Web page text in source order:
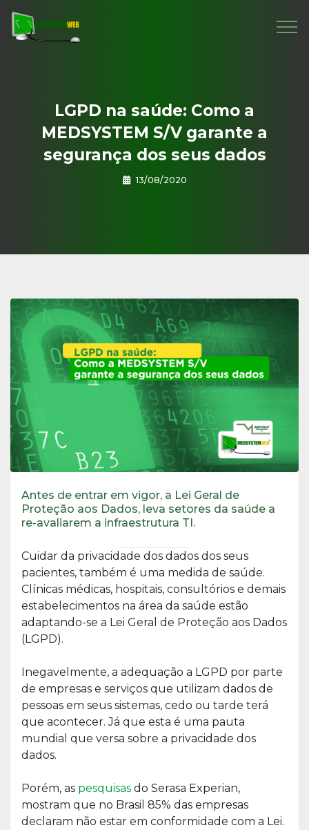
LGPD na saúde: Como a
MEDSYSTEM S/V garante a
segurança dos seus dados
13/08/2020
Antes de entrar em vigor, a Lei Geral de
Proteção aos Dados, leva setores da saúde a
re-avaliarem a infraestrutura TI.
Cuidar da privacidade dos dados dos seus
pacientes, também é uma medida de saúde.
Clínicas médicas, hospitais, consultórios e demais
estabelecimentos na área da saúde estão
adaptando-se a Lei Geral de Proteção aos Dados
(LGPD).
Inegavelmente, a adequação a LGPD por parte
de empresas e serviços que utilizam dados de
pessoas em seus sistemas, cedo ou tarde terá
que acontecer. Já que esta é uma pauta
mundial que versa sobre a privacidade dos
dados.
Porém, as pesquisas do Serasa Experian,
mostram que no Brasil 85% das empresas
declaram não estar em conformidade com a Lei.